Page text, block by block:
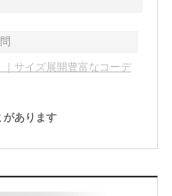
サイズ展開豊富なコーデ
があります